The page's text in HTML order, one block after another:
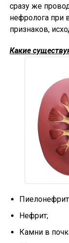
сразу же
нефролога при
признаков,
Какие
Нефрит;
Камни в